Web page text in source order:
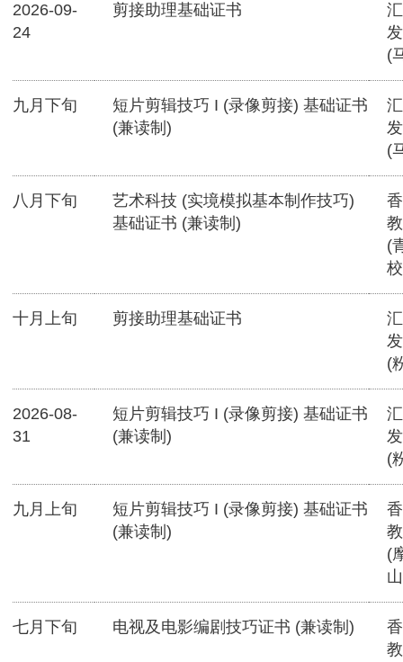
2026-09-
24
剪接助理基础证书
(
九月下旬
短片剪辑技巧 I (录像剪接) 基础证书
(兼读制)
(
八月下旬
艺术科技 (实境模拟基本制作技巧)
基础证书 (兼读制)
(
十月上旬 剪接助理基础证书
(
2026-08-
31
短片剪辑技巧 I (录像剪接) 基础证书
(兼读制)
(
九月上旬
短片剪辑技巧 I (录像剪接) 基础证书
(兼读制)
(
七月下旬 电视及电影编剧技巧证书 (兼读制)